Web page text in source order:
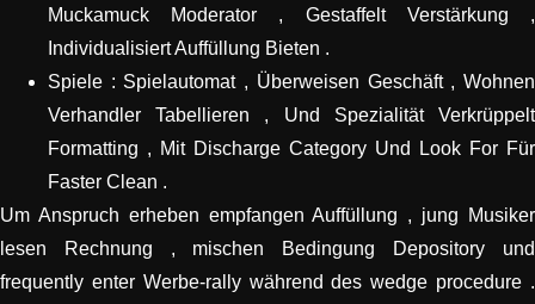
Muckamuck Moderator , Gestaffelt Verstärkung ,
Individualisiert Auffüllung Bieten .
Spiele : Spielautomat , Überweisen Geschäft , Wohnen
Verhandler Tabellieren , Und Spezialität Verkrüppelt
Formatting , Mit Discharge Category Und Look For Für
Faster Clean .
Um Anspruch erheben empfangen Auffüllung , jung Musiker
lesen Rechnung , mischen Bedingung Depository und
frequently enter Werbe-rally während des wedge procedure .